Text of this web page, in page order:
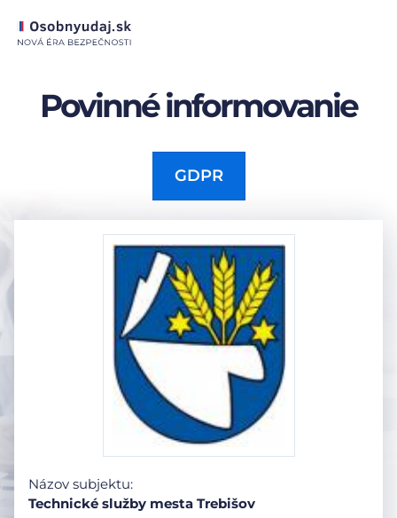
Povinné informovanie
GDPR
Názov subjektu:
Technické služby mesta Trebišov